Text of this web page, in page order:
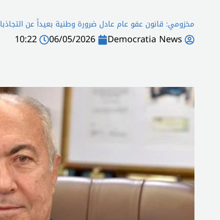
مخزومي: قانون عفو عام عادل ضرورة وطنية بعيداً عن
Democratia News
06/05/2026
10:22